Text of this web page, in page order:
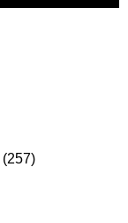
(257)